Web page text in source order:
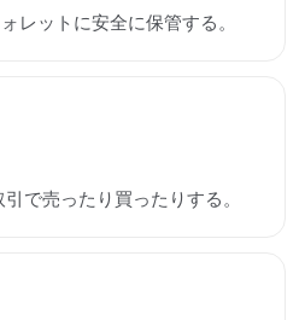
レットに安全に保管する。
で売ったり買ったりする。